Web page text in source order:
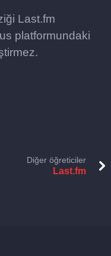
Last.fm
platformundaki
Diğer öğreticiler
Last.fm